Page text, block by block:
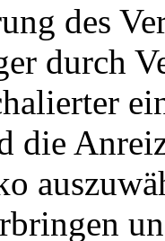
des
durch
die